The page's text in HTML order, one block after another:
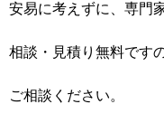
安易に考えずに、専門
相談・見積り無料です
ご相談ください。